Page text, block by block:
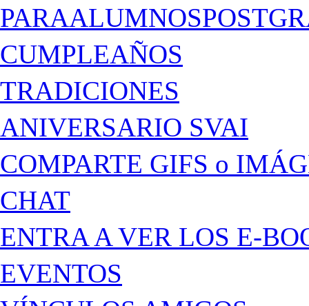
CUMPLEAÑOS
TRADICIONES
ANIVERSARIO SVAI
COMPARTE GIFS o
CHAT
ENTRA A VER LOS E-
EVENTOS